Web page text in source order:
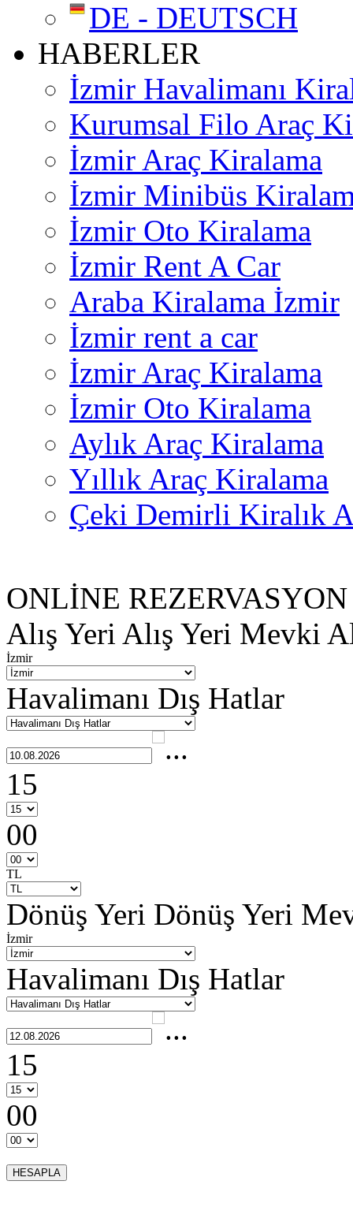
DE - DEUTSCH
HABERLER
İzmir Havalimanı
Kurumsal Filo Araç
İzmir Araç Kiralama
İzmir Minibüs
İzmir Oto Kiralama
İzmir Rent A Car
Araba Kiralama İzmir
İzmir rent a car
İzmir Araç Kiralama
İzmir Oto Kiralama
Aylık Araç Kiralama
Yıllık Araç Kiralama
Çeki Demirli Kiralık
ONLİNE REZERVASYON
Alış Yeri Alış Yeri Mevki
İzmir
Havalimanı Dış Hatlar
15
00
TL
Dönüş Yeri Dönüş Yeri
İzmir
Havalimanı Dış Hatlar
15
00